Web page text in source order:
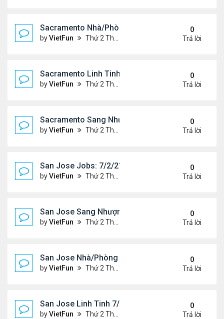
Sacramento Nhà/Phòng 7/2/21- 7/9/21
byVietFun Thứ 2 Tháng 7 05, 2021 2:51 pm
0
Trả lời
Sacramento Linh Tinh 7/2/21- 7/9/21
byVietFun Thứ 2 Tháng 7 05, 2021 2:47 pm
0
Trả lời
Sacramento Sang Nhượng 7/2/21- 7/9/21
byVietFun Thứ 2 Tháng 7 05, 2021 2:45 pm
0
Trả lời
San Jose Jobs: 7/2/21- 7/9/2021
byVietFun Thứ 2 Tháng 7 05, 2021 2:41 pm
0
Trả lời
San Jose Sang Nhượng 7/2/21-7//21
byVietFun Thứ 2 Tháng 7 05, 2021 2:38 pm
0
Trả lời
San Jose Nhà/Phòng 7/2/21-7/9/21
byVietFun Thứ 2 Tháng 7 05, 2021 2:38 pm
0
Trả lời
San Jose Linh Tinh 7/2/21 - 7/9/21
byVietFun Thứ 2 Tháng 7 05, 2021 2:35 pm
0
Trả lời